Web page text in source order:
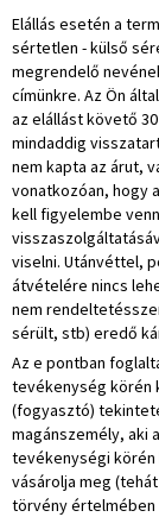
Elállás esetén a
sértetlen - külső
megrendelő
címünkre. Az Ön
az elállást követő
mindaddig
nem kapta az árut,
vonatkozóan, hogy
kell figyelembe
viselni. Utánvéttel,
átvételére nincs
nem
sérült, stb) eredő
Az e pontban
tevékenység körén
(fogyasztó)
magánszemély, aki
tevékenységi
vásárolja meg
törvény értelmében